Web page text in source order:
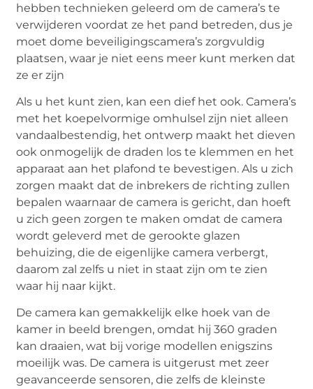
hebben technieken geleerd om de camera’s te
verwijderen voordat ze het pand betreden, dus je
moet dome beveiligingscamera’s zorgvuldig
plaatsen, waar je niet eens meer kunt merken dat
ze er zijn
Als u het kunt zien, kan een dief het ook. Camera’s
met het koepelvormige omhulsel zijn niet alleen
vandaalbestendig, het ontwerp maakt het dieven
ook onmogelijk de draden los te klemmen en het
apparaat aan het plafond te bevestigen. Als u zich
zorgen maakt dat de inbrekers de richting zullen
bepalen waarnaar de camera is gericht, dan hoeft
u zich geen zorgen te maken omdat de camera
wordt geleverd met de gerookte glazen
behuizing, die de eigenlijke camera verbergt,
daarom zal zelfs u niet in staat zijn om te zien
waar hij naar kijkt.
De camera kan gemakkelijk elke hoek van de
kamer in beeld brengen, omdat hij 360 graden
kan draaien, wat bij vorige modellen enigszins
moeilijk was. De camera is uitgerust met zeer
geavanceerde sensoren, die zelfs de kleinste